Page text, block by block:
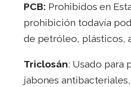
PCB: Prohibidos en
prohibición todavía
de petróleo, plásticos,
Triclosán: Usado para
jabones